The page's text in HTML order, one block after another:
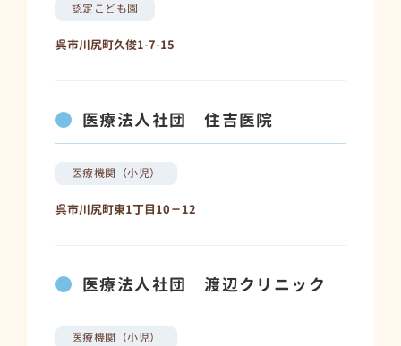
認定こども園
呉市川尻町久俊1-7-15
医療法人社団 住吉医院
医療機関（小児）
呉市川尻町東1丁目10－12
医療法人社団 渡辺クリニック
医療機関（小児）